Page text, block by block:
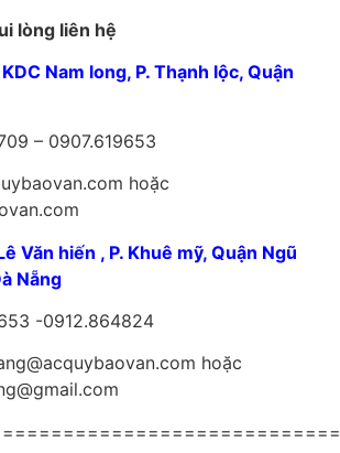
lòng liên hệ
Nam long, P. Thạnh lộc, Quận
– 0907.619653
hoặc
Văn hiến , P. Khuê mỹ, Quận Ngũ
Nẵng
-0912.864824
hoặc